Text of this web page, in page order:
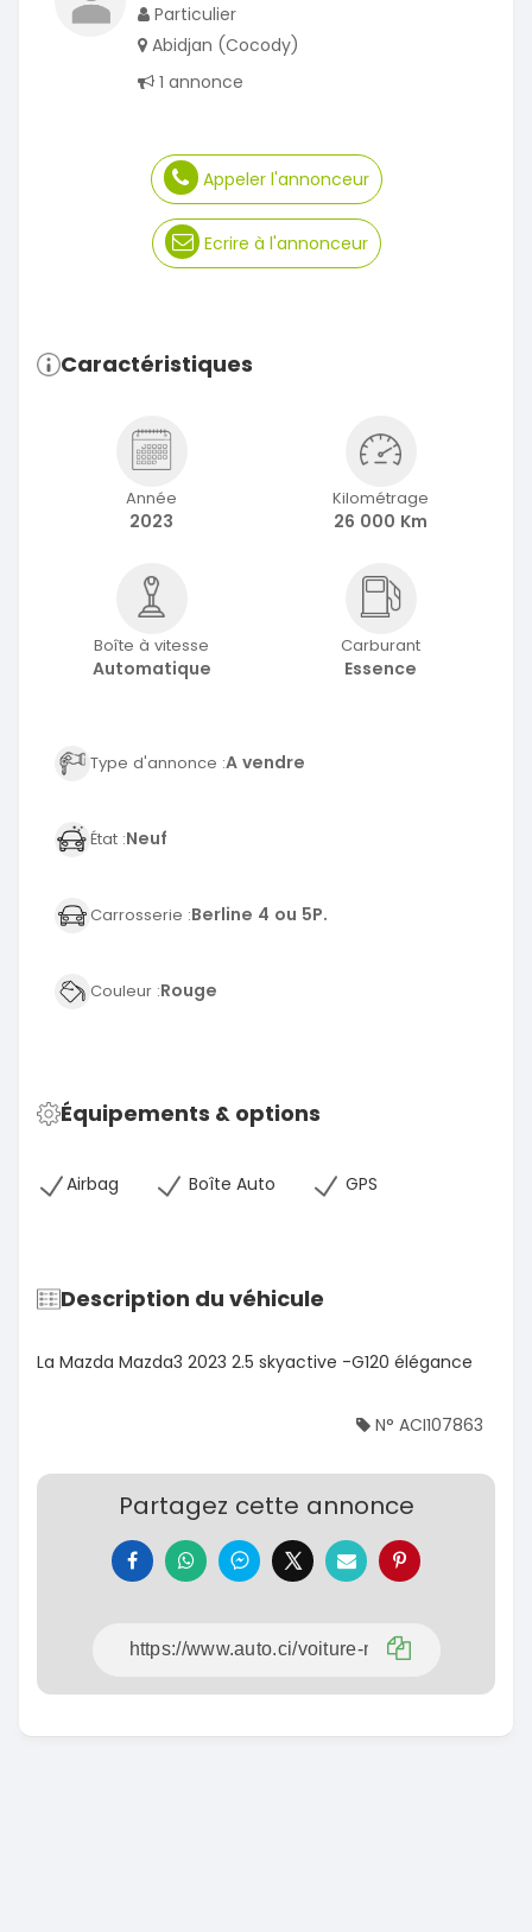
Particulier
Abidjan (Cocody)
1 annonce
Appeler l'annonceur
Ecrire à l'annonceur
Caractéristiques
Année
2023
Kilométrage
26 000 Km
Boîte à vitesse
Automatique
Carburant
Essence
Type d'annonce :A vendre
État :Neuf
Carrosserie :Berline 4 ou 5P.
Couleur :Rouge
Équipements & options
Airbag Boîte Auto GPS
Description du véhicule
La Mazda Mazda3 2023 2.5 skyactive -G120 élégance
N° ACI107863
Partagez cette annonce